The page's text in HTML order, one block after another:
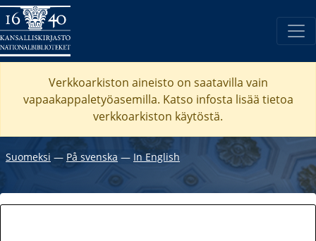
Verkkoarkiston aineisto on saatavilla vain
vapaakappaletyöasemilla. Katso infosta lisää tietoa
verkkoarkiston käytöstä.
Suomeksi ― På svenska ― In English